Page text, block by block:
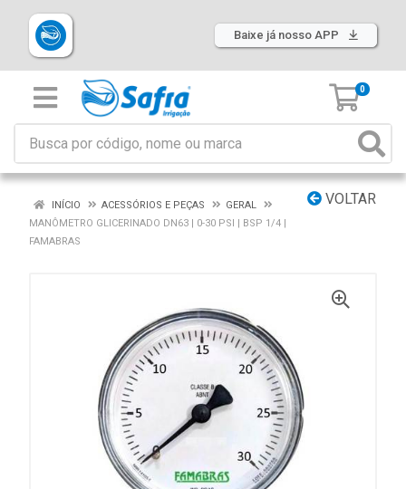
Baixe já nosso APP
0
VOLTAR
INÍCIO ACESSÓRIOS E PEÇAS
GERAL
MANÔMETRO GLICERINADO DN63 | 0-30 PSI | BSP 1/4 |
FAMABRAS